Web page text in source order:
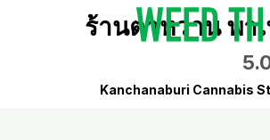
ร้านตาหวาน พา
Kanchanaburi Cannabis